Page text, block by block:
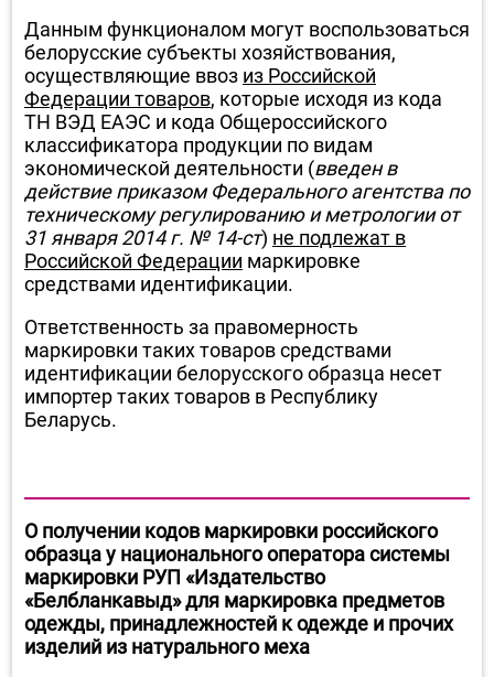
Данным функционалом могут воспользоваться
белорусские субъекты хозяйствования,
осуществляющие ввоз из Российской
Федерации товаров, которые исходя из кода
ТН ВЭД ЕАЭС и кода Общероссийского
классификатора продукции по видам
экономической деятельности (введен в
действие приказом Федерального агентства по
техническому регулированию и метрологии от
31 января 2014 г. № 14-ст) не подлежат в
Российской Федерации маркировке
средствами идентификации.
Ответственность за правомерность
маркировки таких товаров средствами
идентификации белорусского образца несет
импортер таких товаров в Республику
Беларусь.
О получении кодов маркировки российского
образца у национального оператора системы
маркировки РУП «Издательство
«Белбланкавыд» для маркировка предметов
одежды, принадлежностей к одежде и прочих
изделий из натурального меха